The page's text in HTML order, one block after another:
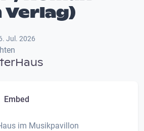
Verlag)
Jul. 2026
Embed
im Musikpavillon